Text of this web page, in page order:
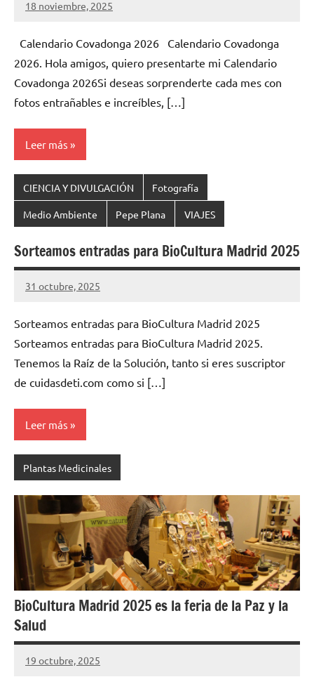
18 noviembre, 2025
Cuidasdeti
No
comentarios
Calendario Covadonga 2026 Calendario Covadonga
2026. Hola amigos, quiero presentarte mi Calendario
Covadonga 2026Si deseas sorprenderte cada mes con
fotos entrañables e increíbles, […]
Leer más
CIENCIA Y DIVULGACIÓN Fotografía
Medio Ambiente Pepe Plana VIAJES
Sorteamos entradas para BioCultura Madrid 2025
31 octubre, 2025
Cuidasdeti
12
Sorteamos entradas para BioCultura Madrid 2025
Sorteamos entradas para BioCultura Madrid 2025.
Tenemos la Raíz de la Solución, tanto si eres suscriptor
de cuidasdeti.com como si […]
Leer más
Plantas Medicinales
BioCultura Madrid 2025 es la feria de la Paz y la
Salud
19 octubre, 2025
Cuidasdeti
13